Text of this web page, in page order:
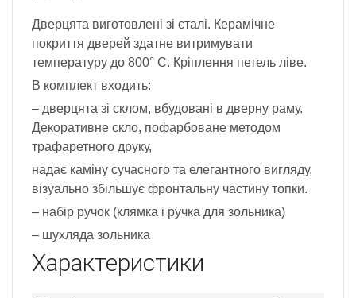
Дверцята виготовлені зі сталі. Керамічне
покриття дверей здатне витримувати
температуру до 800° С. Кріплення петель ліве.
В комплект входить:
– дверцята зі склом, вбудовані в дверну раму.
Декоративне скло, пофарбоване методом
трафаретного друку,
надає каміну сучасного та елегантного вигляду,
візуально збільшує фронтальну частину топки.
– набір ручок (клямка і ручка для зольника)
– шухляда зольника
Характеристики